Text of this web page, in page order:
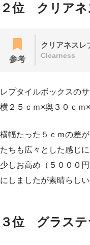
２位 クリア
参考
クリアネスレ
Clearness
レプタイルボックスのサ
横２５ｃｍ×奥３０ｃｍ
横幅たった５ｃｍの差
たちも広々とした感じに
少しお高め（５０００
にしましたが素晴らし
３位 グラステ